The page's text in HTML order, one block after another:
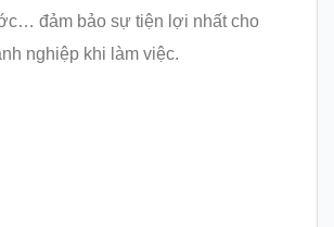
đảm bảo sự tiện lợi nhất cho
nghiệp khi làm việc.